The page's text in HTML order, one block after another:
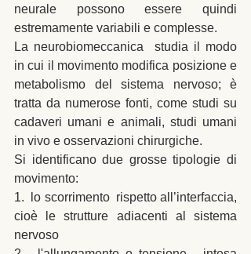
neurale possono essere quindi
estremamente variabili e complesse.
La neurobiomeccanica  studia il modo
in cui il movimento modifica posizione e
metabolismo del sistema nervoso; è
tratta da numerose fonti, come studi su
cadaveri umani e animali, studi umani
in vivo e osservazioni chirurgiche.
Si identificano due grosse tipologie di
movimento:
1.  lo scorrimento  rispetto all’interfaccia,
cioè le strutture adiacenti al sistema
nervoso